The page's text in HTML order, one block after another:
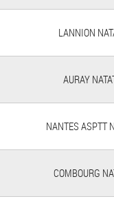
LANNION
AURAY
NANTES ASPTT
COMBOURG